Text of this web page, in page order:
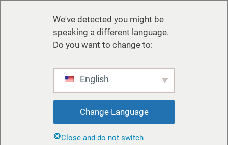
We've detected you might be
speaking a different language.
Do you want to change to:
English
Change Language
Close and do not switch